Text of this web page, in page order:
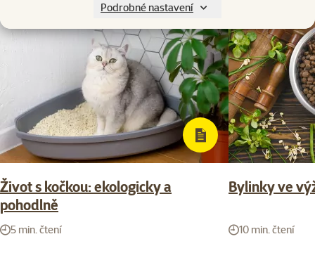
Podrobné nastavení
Život s kočkou: ekologicky a
pohodlně
5 min. čtení
Bylinky ve
10 min. čtení